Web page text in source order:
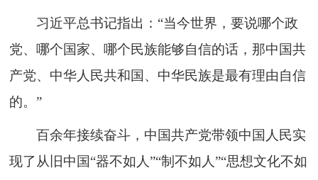
习近平总书记指出：“当今世界，要说哪个政
党、哪个国家、哪个民族能够自信的话，那中国共
产党、中华人民共和国、中华民族是最有理由自信
的。”
百余年接续奋斗，中国共产党带领中国人民实
现了从旧中国“器不如人”“制不如人”“思想文化不如